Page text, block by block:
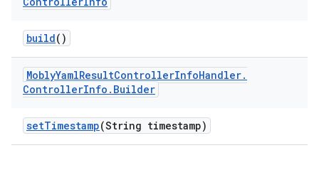
build()
MoblyYamlResultControllerInfoHandler.
ControllerInfo . Builder
setTimestamp(String timestamp)